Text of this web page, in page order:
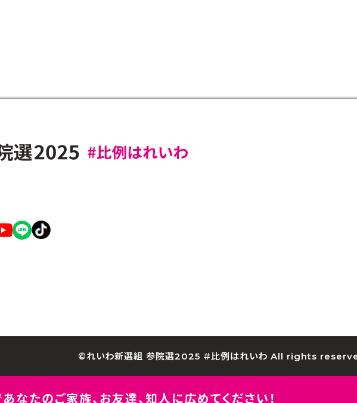
なたのご家族、 お友達、知人に広めてください！
©れいわ新選組 参院選2025 ＃比例はれいわ All rights